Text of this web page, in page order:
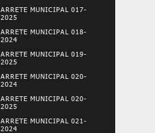
ARRETE MUNICIPAL 017-
2025
ARRETE MUNICIPAL 018-
2024
ARRETE MUNICIPAL 019-
2025
ARRETE MUNICIPAL 020-
2024
ARRETE MUNICIPAL 020-
2025
ARRETE MUNICIPAL 021-
2024